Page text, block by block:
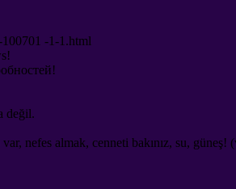
-1-1.html
!
!
değil.
nefes almak, cenneti bakınız, su, güneş!